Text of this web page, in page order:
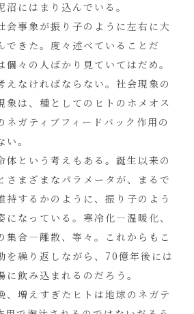
にはまり込んでいる。
会事象が振り子のように左右に大
できた。度々述べていることだ
個々の人ばかり見ていてはだめ。
えなければならない。社会現象の
象は、種としてのヒトのホメオス
ネガティブフィードバック作用の
。
体という考えもある。誕生以来の
さまざまなパラメータが、まるで
持するかのように、振り子のよう
になっている。寒冷化―温暖化、
集合―離散、等々。これからもこ
を繰り返しながら、70億年後には
飲み込まれるのだろう。
、増えすぎたヒトは地球のネガテ